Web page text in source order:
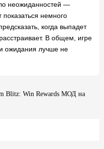
неожиданностей —
немного
когда выпадет
В общем, игре
ожидания лучше не
Blitz: Win Rewards МОД на